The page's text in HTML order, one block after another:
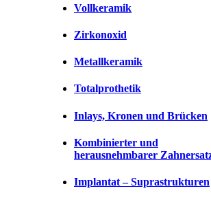
Vollkeramik
Zirkonoxid
Metallkeramik
Totalprothetik
Inlays, Kronen und Brücken
Kombinierter und
herausnehmbarer
Implantat – Suprastrukturen